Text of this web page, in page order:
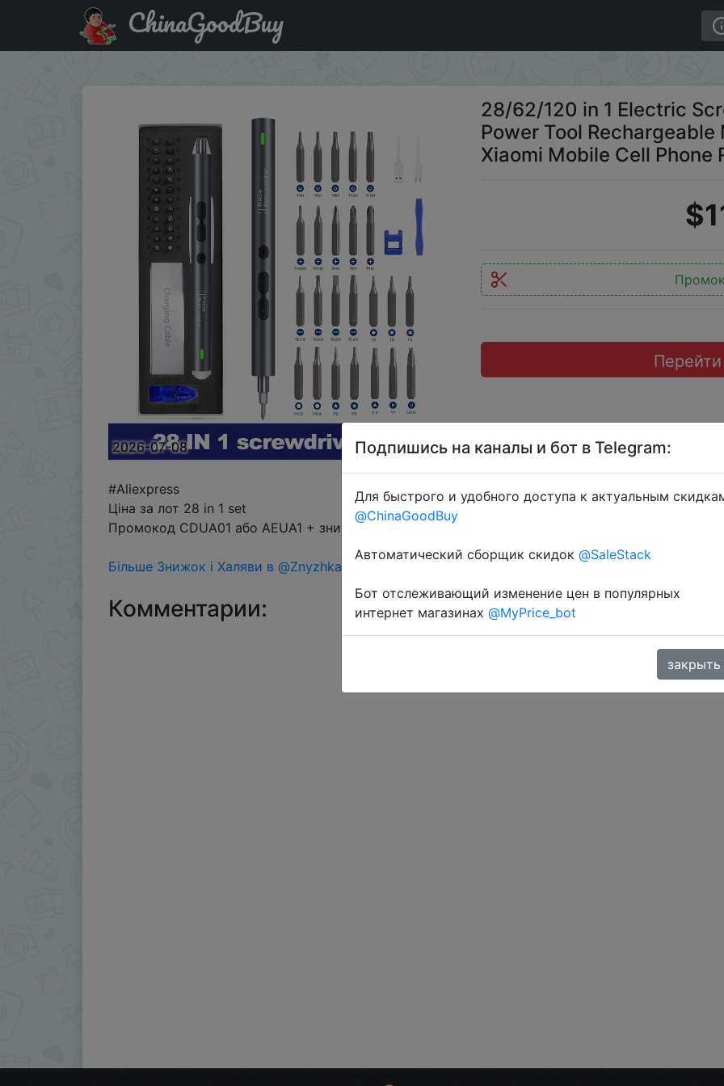
Купить по скидке :CDUA01 28/62/120 in 1 Electric Screwdriver Precision Set Power Tool Rechargeable Magnetic
ChinaGoodBuy
2026-07-08
28/62/120 in 1 Electric
Power Tool
Xiaomi Mobile Cell Phone
#Aliexpress
Ціна за лот 28 in 1 set
Промокод CDUA01 або AEUA1 + знижка монетками 229 Coins у додатку через розділ монет.
Більше Знижок і Халяви в @ZnyzhkaUA
Комментарии:
Подпишись на каналы и бот в Telegram:
Для быстрого и удобного доступа к актуальным
@ChinaGoodBuy
Автоматический сборщик скидок @SaleStack
Бот отслеживающий изменение цен в популярных
интернет магазинах @MyPrice_bot
закрыть